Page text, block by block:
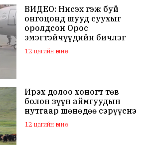
ВИДЕО: Нисэх гэж буй
онгоцонд шууд суухыг
оролдсон Орос
эмэгтэйчүүдийн бичлэг
дэлхий нийтийн
анхааралд оров
12 цагийн өмнө
Ирэх долоо хоногт төв
болон зүүн аймгуудын
нутгаар шөнөдөө сэрүүснэ
12 цагийн өмнө